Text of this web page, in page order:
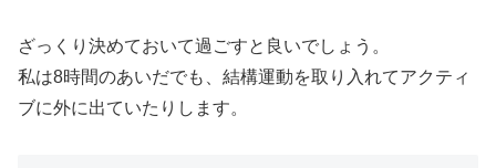
ざっくり決めておいて過ごすと良いでしょう。
私は8時間のあいだでも、結構運動を取り入れてアクティ
ブに外に出ていたりします。